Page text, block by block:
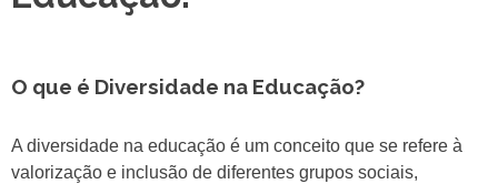
O que é Diversidade na Educação?
A diversidade na educação é um conceito que se refere à
valorização e inclusão de diferentes grupos sociais,